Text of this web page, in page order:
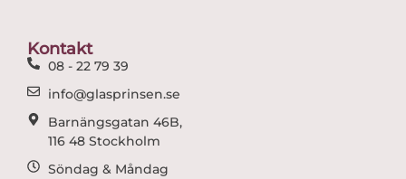
Kontakt
08 - 22 79 39
info@glasprinsen.se
Barnängsgatan 46B,
116 48 Stockholm
Söndag & Måndag